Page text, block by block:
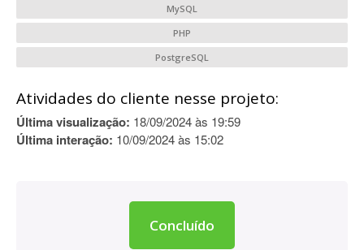
MySQL
PHP
PostgreSQL
Atividades do cliente nesse projeto:
Última visualização: 18/09/2024 às 19:59
Última interação: 10/09/2024 às 15:02
Concluído